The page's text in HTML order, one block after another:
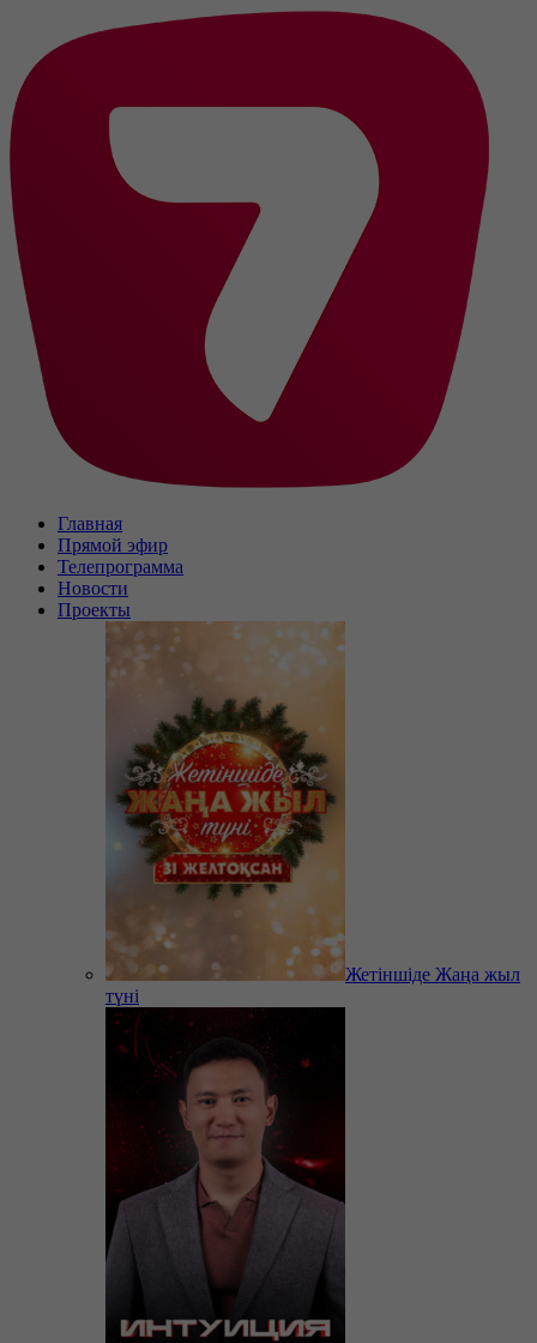
Главная
Прямой эфир
Телепрограмма
Новости
Проекты
Жетіншіде Жаңа жыл
түні